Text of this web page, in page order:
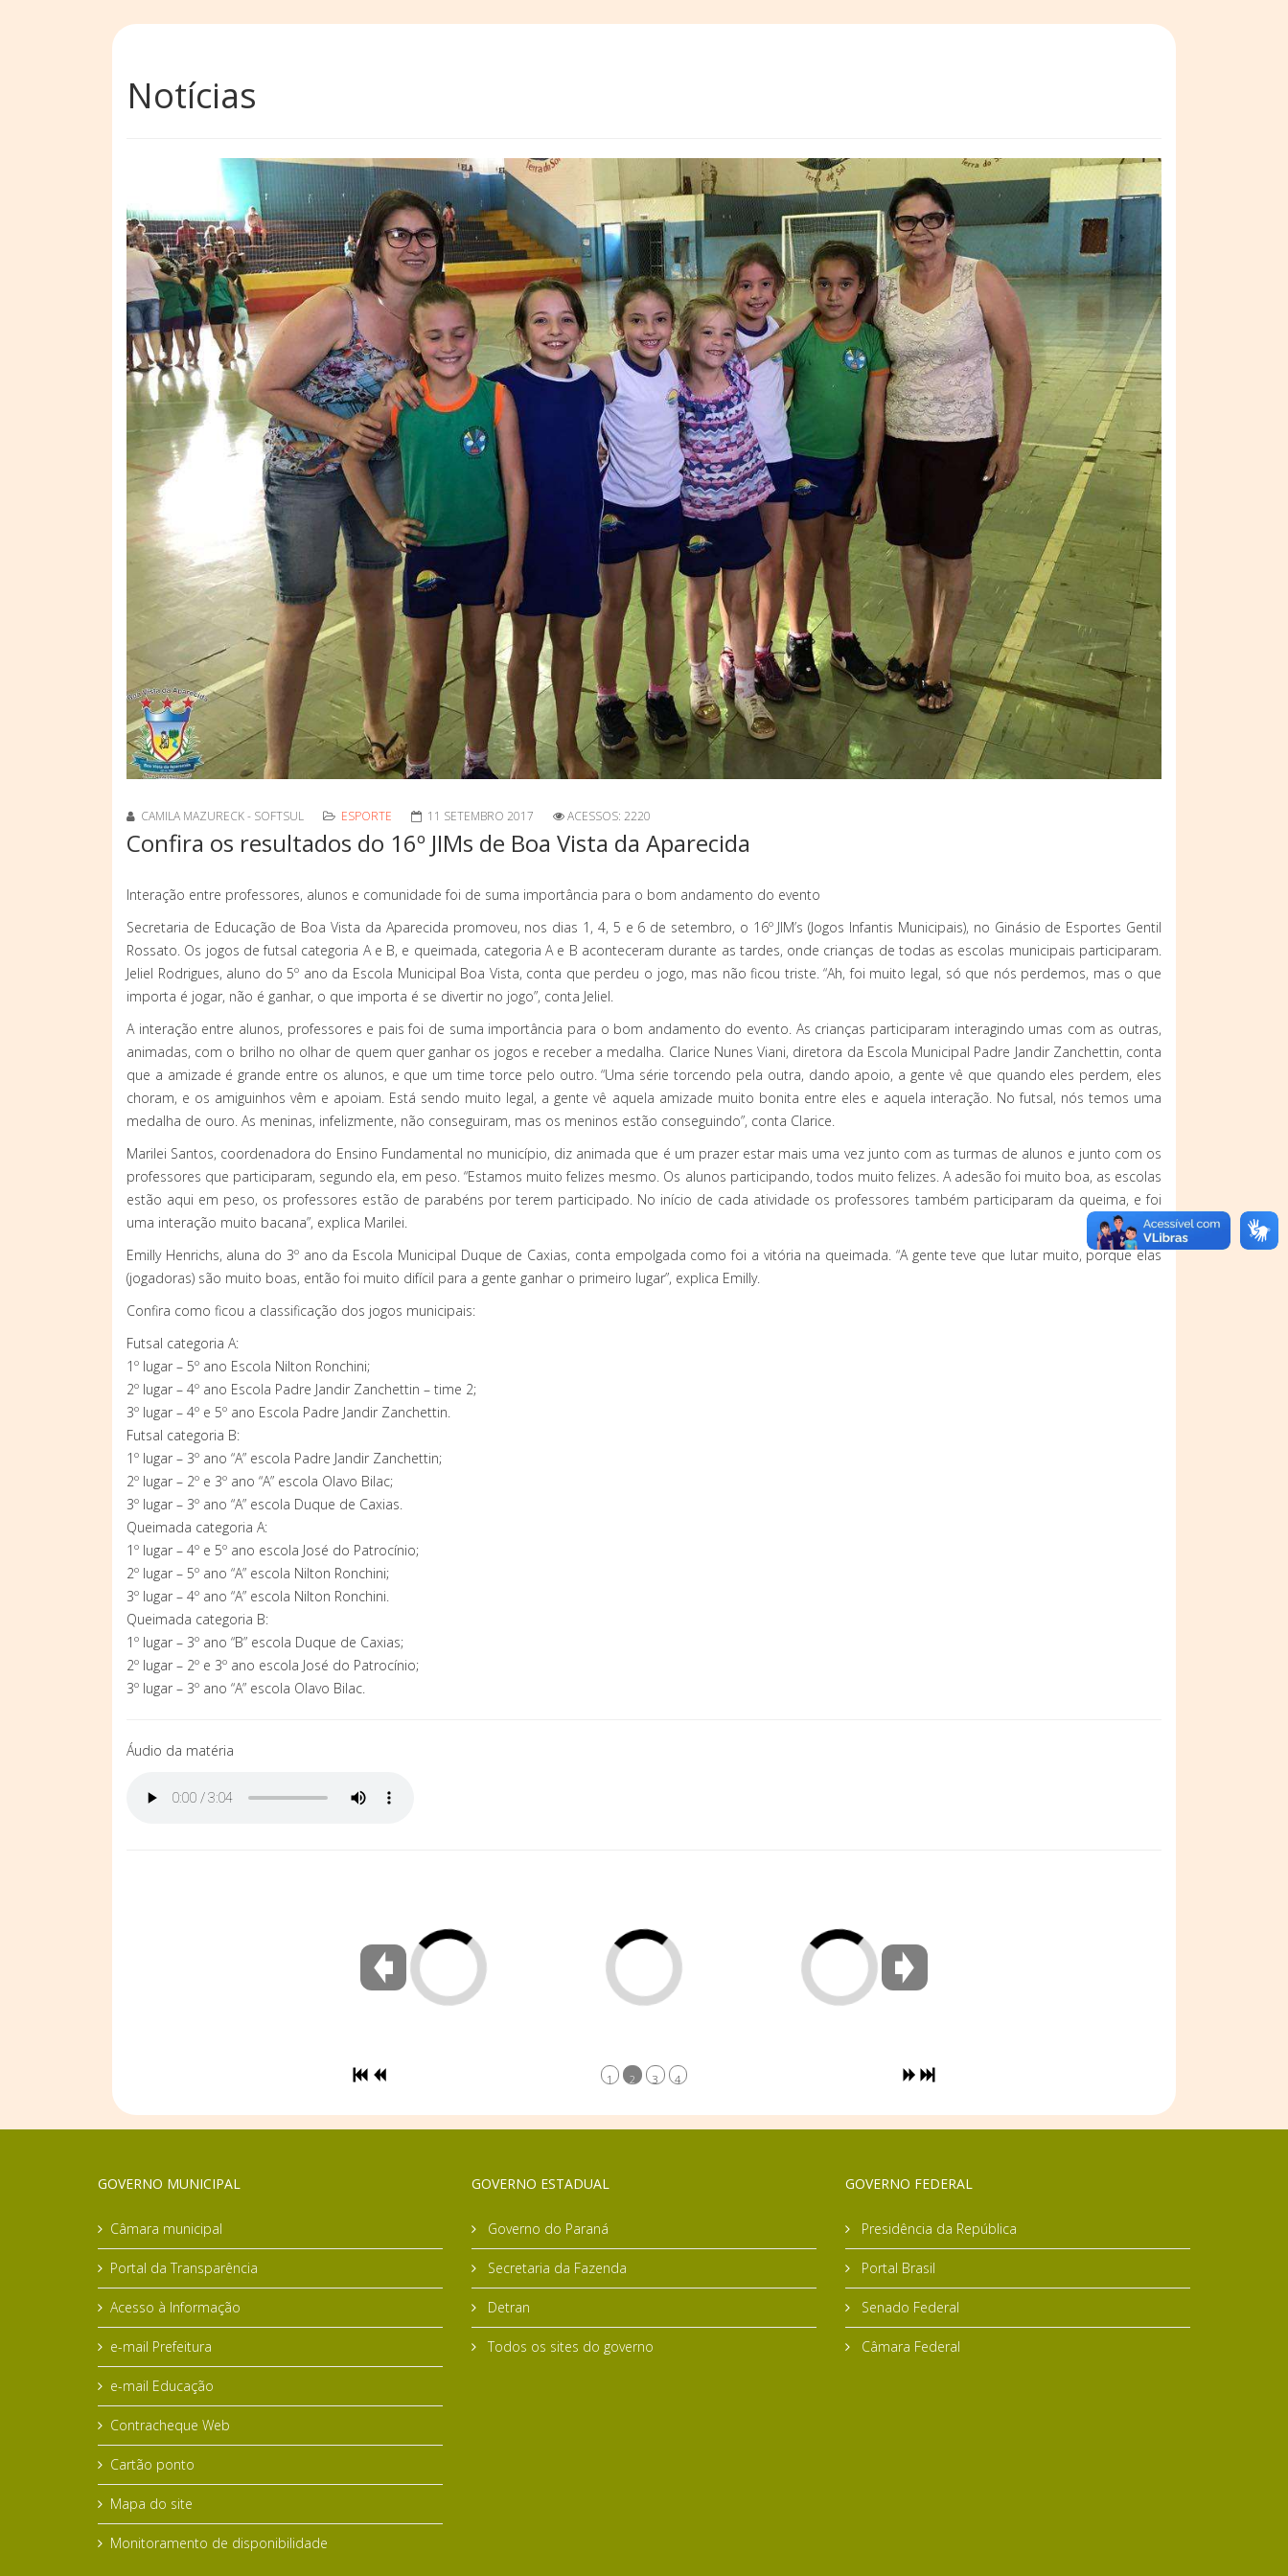
Notícias
CAMILA MAZURECK - SOFTSUL ESPORTE 11 SETEMBRO 2017 ACESSOS: 2220
Confira os resultados do 16º JIMs de Boa Vista da Aparecida
Interação entre professores, alunos e comunidade foi de suma importância para o bom andamento do evento
Secretaria de Educação de Boa Vista da Aparecida promoveu, nos dias 1, 4, 5 e 6 de setembro, o 16º JIM’s (Jogos Infantis Municipais), no Ginásio de Esportes Gentil
Rossato. Os jogos de futsal categoria A e B, e queimada, categoria A e B aconteceram durante as tardes, onde crianças de todas as escolas municipais participaram.
Jeliel Rodrigues, aluno do 5º ano da Escola Municipal Boa Vista, conta que perdeu o jogo, mas não ficou triste. “Ah, foi muito legal, só que nós perdemos, mas o que
importa é jogar, não é ganhar, o que importa é se divertir no jogo”, conta Jeliel.
A interação entre alunos, professores e pais foi de suma importância para o bom andamento do evento. As crianças participaram interagindo umas com as outras,
animadas, com o brilho no olhar de quem quer ganhar os jogos e receber a medalha. Clarice Nunes Viani, diretora da Escola Municipal Padre Jandir Zanchettin, conta
que a amizade é grande entre os alunos, e que um time torce pelo outro. “Uma série torcendo pela outra, dando apoio, a gente vê que quando eles perdem, eles
choram, e os amiguinhos vêm e apoiam. Está sendo muito legal, a gente vê aquela amizade muito bonita entre eles e aquela interação. No futsal, nós temos uma
medalha de ouro. As meninas, infelizmente, não conseguiram, mas os meninos estão conseguindo”, conta Clarice.
Marilei Santos, coordenadora do Ensino Fundamental no município, diz animada que é um prazer estar mais uma vez junto com as turmas de alunos e junto com os
professores que participaram, segundo ela, em peso. “Estamos muito felizes mesmo. Os alunos participando, todos muito felizes. A adesão foi muito boa, as escolas
estão aqui em peso, os professores estão de parabéns por terem participado. No início de cada atividade os professores também participaram da queima, e foi
uma interação muito bacana”, explica Marilei.
Emilly Henrichs, aluna do 3º ano da Escola Municipal Duque de Caxias, conta empolgada como foi a vitória na queimada. “A gente teve que lutar muito, porque elas
(jogadoras) são muito boas, então foi muito difícil para a gente ganhar o primeiro lugar”, explica Emilly.
Confira como ficou a classificação dos jogos municipais:
Futsal categoria A:
1º lugar – 5º ano Escola Nilton Ronchini;
2º lugar – 4º ano Escola Padre Jandir Zanchettin – time 2;
3º lugar – 4º e 5º ano Escola Padre Jandir Zanchettin.
Futsal categoria B:
1º lugar – 3º ano “A” escola Padre Jandir Zanchettin;
2º lugar – 2º e 3º ano “A” escola Olavo Bilac;
3º lugar – 3º ano “A” escola Duque de Caxias.
Queimada categoria A:
1º lugar – 4º e 5º ano escola José do Patrocínio;
2º lugar – 5º ano “A” escola Nilton Ronchini;
3º lugar – 4º ano “A” escola Nilton Ronchini.
Queimada categoria B:
1º lugar – 3º ano “B” escola Duque de Caxias;
2º lugar – 2º e 3º ano escola José do Patrocínio;
3º lugar – 3º ano “A” escola Olavo Bilac.
Áudio da matéria
1 2 3 4
GOVERNO MUNICIPAL
Câmara municipal
Portal da Transparência
Acesso à Informação
e-mail Prefeitura
e-mail Educação
Contracheque Web
Cartão ponto
Mapa do site
Monitoramento de disponibilidade
GOVERNO ESTADUAL
Governo do Paraná
Secretaria da Fazenda
Detran
Todos os sites do governo
GOVERNO FEDERAL
Presidência da República
Portal Brasil
Senado Federal
Câmara Federal